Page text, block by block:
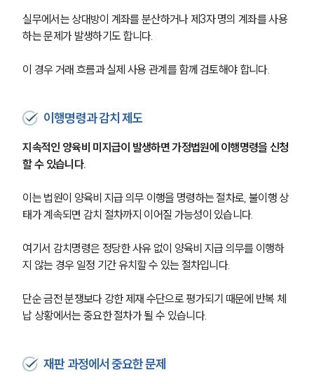
실무에서는 상대방이 계좌를 분산하거나 제3자 명의 계좌를 사용
하는 문제가 발생하기도 합니다.
이 경우 거래 흐름과 실제 사용 관계를 함께 검토해야 합니다.
이행명령과 감치 제도
지속적인 양육비 미지급이 발생하면 가정법원에 이행명령을 신청
할 수 있습니다.
이는 법원이 양육비 지급 의무 이행을 명령하는 절차로, 불이행 상
태가 계속되면 감치 절차까지 이어질 가능성이 있습니다.
여기서 감치명령은 정당한 사유 없이 양육비 지급 의무를 이행하
지 않는 경우 일정 기간 유치할 수 있는 절차입니다.
단순 금전 분쟁보다 강한 제재 수단으로 평가되기 때문에 반복 체
납 상황에서는 중요한 절차가 될 수 있습니다.
재판 과정에서 중요한 문제